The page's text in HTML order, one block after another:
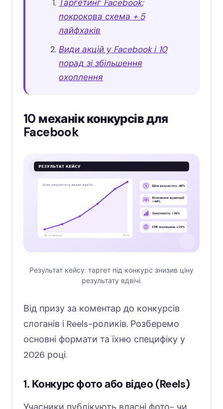
Таргетинг Facebook:
покрокова схема + 5
лайфхаків
Види акцій у Facebook і 10
порад зі збільшення
охоплення
10 механік конкурсів для
Facebook
Результат кейсу: таргет під конкурс знизив ціну
результату вдвічі.
Від призу за коментар до конкурсів
слоганів і Reels-роликів. Розберемо
основні формати та їхню специфіку у
2026 році.
1. Конкурс фото або відео (Reels)